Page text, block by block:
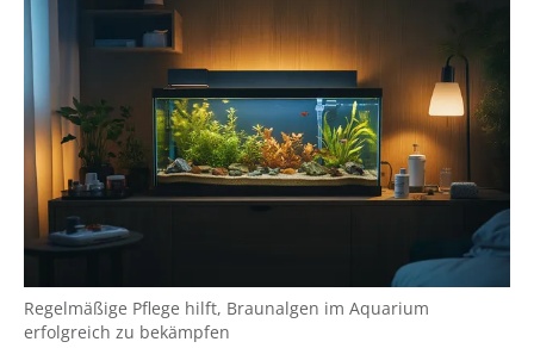
Regelmäßige Pflege hilft, Braunalgen im Aquarium
erfolgreich zu bekämpfen